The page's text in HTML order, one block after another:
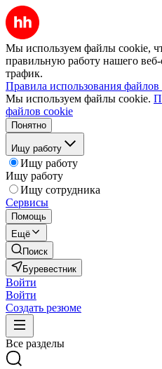
Мы используем файлы cookie,
правильную работу нашего веб-
трафик.
Правила использования файлов
Мы используем файлы cookie.
файлов cookie
Понятно
Ищу работу
Ищу работу
Ищу работу
Ищу сотрудника
Сервисы
Помощь
Ещё
Поиск
Буревестник
Войти
Войти
Создать резюме
Все разделы